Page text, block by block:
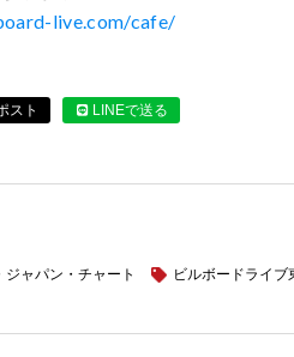
live.com/cafe/
スト LINEで送る
ジャパン・チャート ビルボードライブ